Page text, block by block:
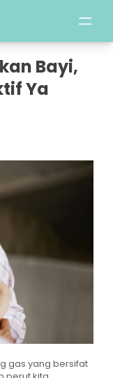
Bayi,
Ya
gas yang bersifat